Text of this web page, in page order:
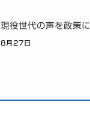
現役世代の声を政策に
8月27日